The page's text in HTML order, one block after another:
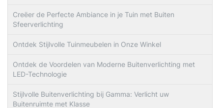
Creëer de Perfecte Ambiance in je Tuin met Buiten
Sfeerverlichting
Ontdek Stijlvolle Tuinmeubelen in Onze Winkel
Ontdek de Voordelen van Moderne Buitenverlichting met
LED-Technologie
Stijlvolle Buitenverlichting bij Gamma: Verlicht uw
Buitenruimte met Klasse